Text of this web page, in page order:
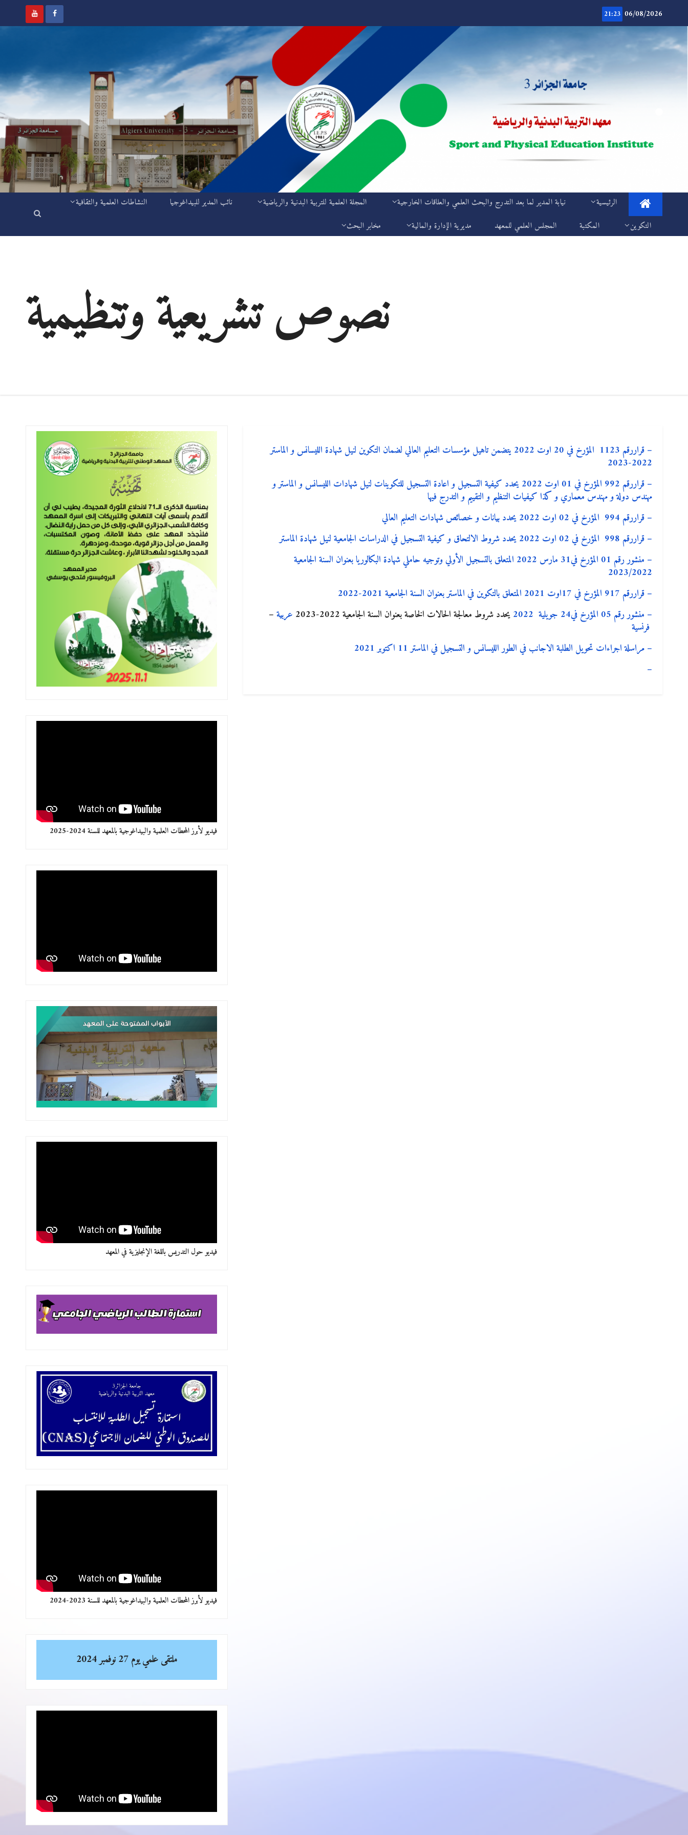
content
06/08/2026
21:23
.
الرئيسية نيابة المدير لما بعد التدرج والبحث العلمي والعلاقات الخارجية المجلة العلمية للتربية البدنية والرياضية نائب المدير للبيداغوجيا
النشاطات العلمية والثقافية
التكوين
المكتبة المجلس العلمي للمعهد مديرية الإدارة والمالية مخابر البحث
نصوص تشريعية وتنظيمية
– قراررقم 1123 المؤرخ في 20 اوت 2022 يتضمن تاهيل مؤسسات التعليم العالي لضمان التكوين لنيل شهادة الليسانس و الماستر
2022-2023
– قراررقم 992 المؤرخ في 01 اوت 2022 يحدد كيفية التسجيل و اعادة التسجيل للتكوينات لنيل شهادات الليسانس و الماستر و
مهندس دولة و مهندس معماري و كذا كيفيات التنظيم و التقييم و التدرج فيها
– قراررقم 994 المؤرخ في 02 اوت 2022 يحدد بيانات و خصائص شهادات التعليم العالي
– قراررقم 998 المؤرخ في 02 اوت 2022 يحدد شروط الالتحاق و كيفية التسجيل في الدراسات الجامعية لنيل شهادة الماستر
– منشور رقم 01 المؤرخ في31 مارس 2022 المتعلق بالتسجيل الأولي وتوجيه حاملي شهادة البكالوريا بعنوان السنة الجامعية
2023/2022
– قراررقم 917 المؤرخ في 17اوت 2021 المتعلق بالتكوين في الماستر بعنوان السنة الجامعية 2021-2022
– منشور رقم 05 المؤرخ في24 جويلية 2022
يحدد شروط معالجة الحالات الخاصة بعنوان السنة الجامعية 2022-2023 عربية–
فرنسية
– مراسلةاجراءات تحويل الطلبة الاجانب في الطور الليسانس و التسجيل في الماستر 11 اكتوبر 2021
–
فيديو لأبرز المحطات العلمية والبيداغوجية بالمعهد للسنة 2024-2025
فيديو حول التدريس باللغة الإنجليزية في المعهد
فيديو لأبرز المحطات العلمية والبيداغوجية بالمعهد للسنة 2023-2024
ملتقى علمييوم 27 نوفمبر 2024